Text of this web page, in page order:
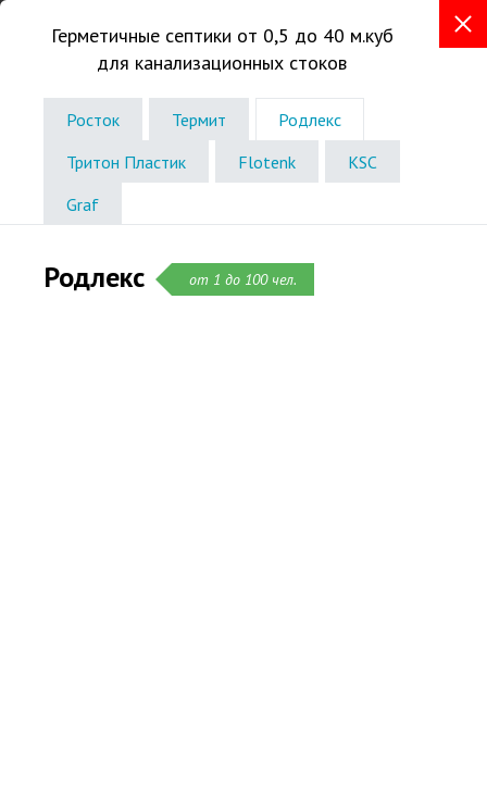
с 8:00 до 19:00
Телефон в Нижнем Новгороде
Герметичные септики от 0,5 до 40 м.куб
для канализационных стоков
Росток Термит
Родлекс
Тритон Пластик
Flotenk
KSC
Graf
Родлекс от 1 до 100 чел.